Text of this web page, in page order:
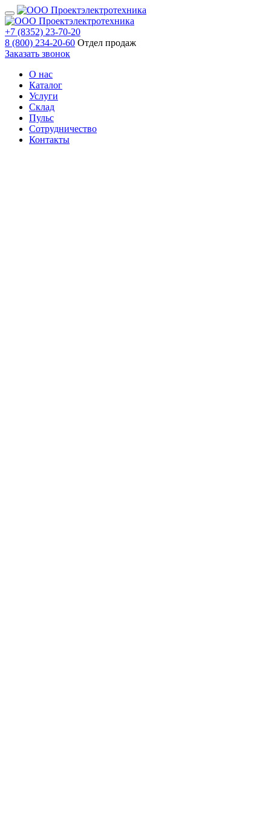
+7 (8352) 23-70-20
8 (800) 234-20-60 Отдел продаж
Заказать звонок
О нас
Каталог
Услуги
Склад
Пульс
Сотрудничество
Контакты